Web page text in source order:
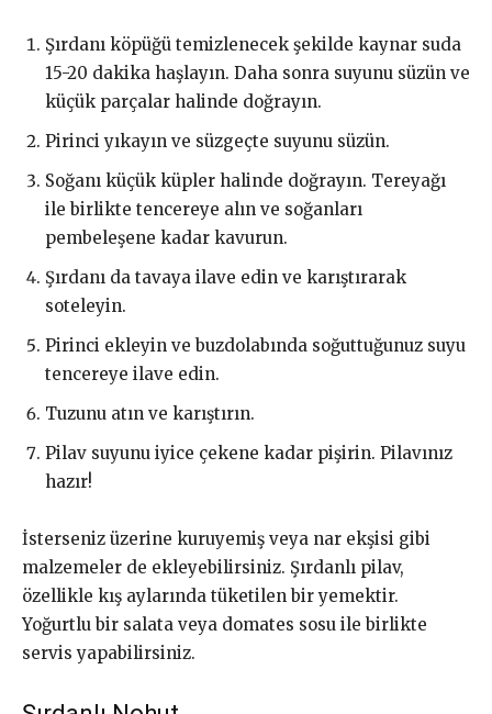
Şırdanı köpüğü temizlenecek şekilde kaynar suda
15-20 dakika haşlayın. Daha sonra suyunu süzün ve
küçük parçalar halinde doğrayın.
Pirinci yıkayın ve süzgeçte suyunu süzün.
Soğanı küçük küpler halinde doğrayın. Tereyağı
ile birlikte tencereye alın ve soğanları
pembeleşene kadar kavurun.
Şırdanı da tavaya ilave edin ve karıştırarak
soteleyin.
Pirinci ekleyin ve buzdolabında soğuttuğunuz suyu
tencereye ilave edin.
Tuzunu atın ve karıştırın.
Pilav suyunu iyice çekene kadar pişirin. Pilavınız
hazır!
İsterseniz üzerine kuruyemiş veya nar ekşisi gibi
malzemeler de ekleyebilirsiniz. Şırdanlı pilav,
özellikle kış aylarında tüketilen bir yemektir.
Yoğurtlu bir salata veya domates sosu ile birlikte
servis yapabilirsiniz.